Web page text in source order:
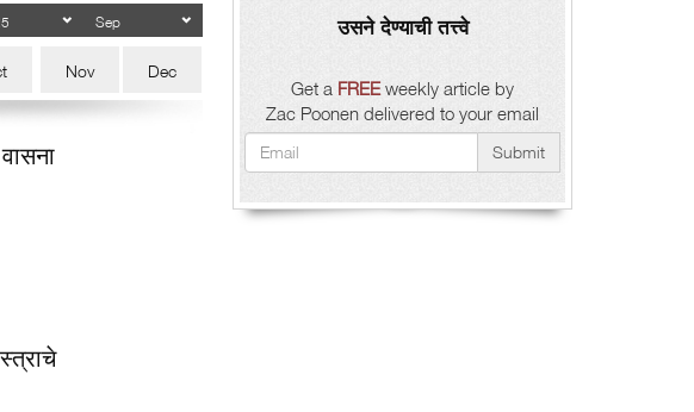
Nov Dec
उसने देण्याची तत्त्वे
Get a FREEweekly article by
Zac Poonen delivered to your email
Submit